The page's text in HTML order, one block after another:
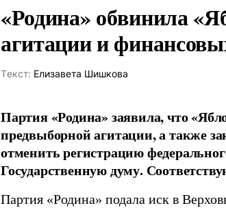
«Родина» обвинила
агитации и
Tекст: Елизавета Шишкова
Партия «Родина» заявила, что
предвыборной агитации, а также
отменить регистрацию
Государственную думу.
Партия «Родина» подала иск в